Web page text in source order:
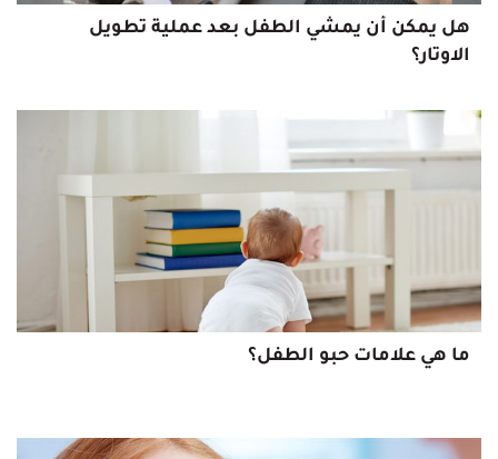
هل يمكن أن يمشي الطفل بعد عملية تطويل
الاوتار؟
ما هي علامات حبو الطفل؟